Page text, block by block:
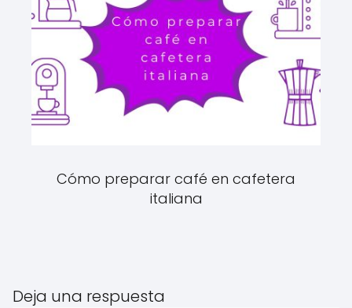
Cómo preparar café en cafetera
italiana
Deja una respuesta